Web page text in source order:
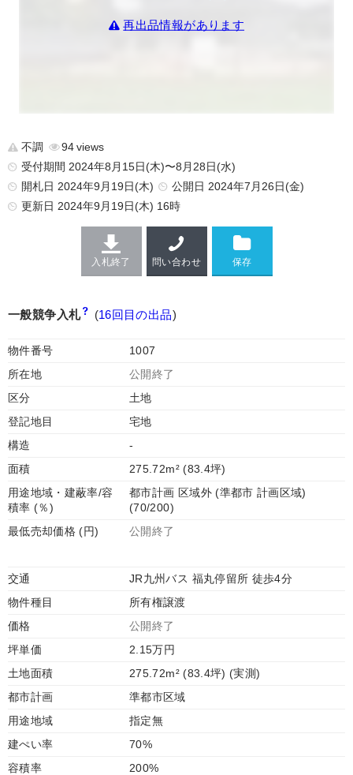
再出品情報があります
不調
94
受付期間 2024年8月15日(木)〜8月28日(水)
開札日 2024年9月19日(木)
公開日 2024年7月26日(金)
更新日 2024年9月19日(木) 16時
入札終了 問い合わせ
一般競争入札 (16回目の出品)
物件番号
1007
所在地
公開終了
区分
土地
登記地目
宅地
構造
-
面積
275.72m² (83.4坪)
用途地域・建蔽率/容
積率 (％)
都市計画 区域外 (準都市 計画区域)
(70/200)
最低売却価格 (円)
公開終了
交通
JR九州バス 福丸停留所 徒歩4分
物件種目
所有権譲渡
価格
公開終了
坪単価
2.15万円
土地面積
275.72m² (83.4坪) (実測)
都市計画
準都市区域
用途地域
指定無
建ぺい率
70%
容積率
200%